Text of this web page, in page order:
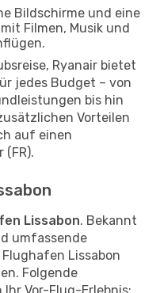
Bildschirme und eine
Filmen, Musik und
Ryanair bietet
jedes Budget – von
bis hin
Vorteilen
auf einen
(FR).
Lissabon. Bekannt
umfassende
Lissabon
Folgende